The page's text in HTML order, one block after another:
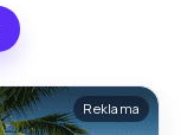
Reklama